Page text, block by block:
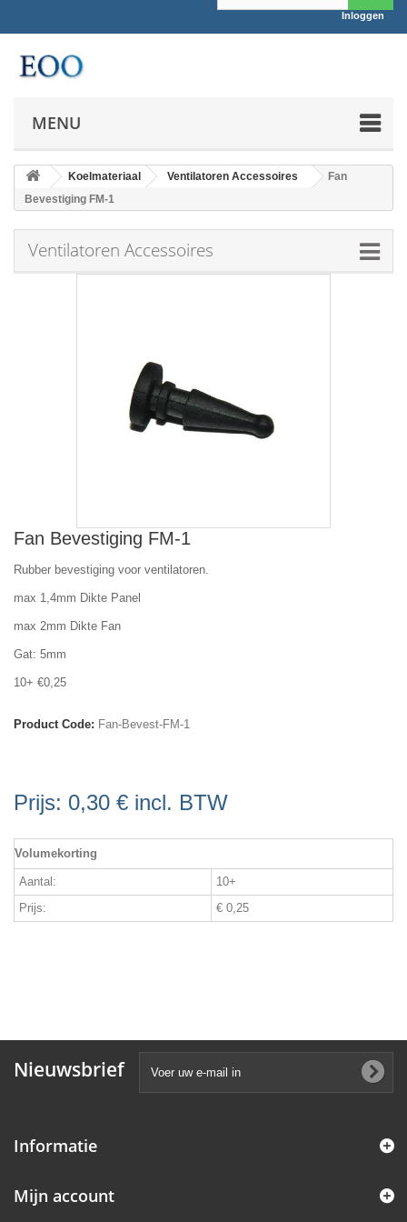
Inloggen
MENU
Koelmateriaal Ventilatoren Accessoires
Fan
Bevestiging FM-1
Ventilatoren Accessoires
Fan Bevestiging FM-1
Rubber bevestiging voor ventilatoren.
max 1,4mm Dikte Panel
max 2mm Dikte Fan
Gat: 5mm
10+ €0,25
Product Code: Fan-Bevest-FM-1
Prijs: 0,30 € incl. BTW
Volumekorting
Aantal:
10+
Prijs:
€ 0,25
Nieuwsbrief
Informatie
Mijn account